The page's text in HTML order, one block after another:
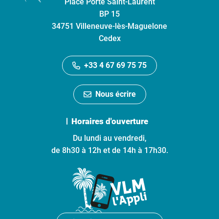
BP 15
34751 Villeneuve-lès-Maguelone
Cedex
+33 4 67 69 75 75
Nous écrire
Horaires d'ouverture
Du lundi au vendredi,
de 8h30 à 12h et de 14h à 17h30.